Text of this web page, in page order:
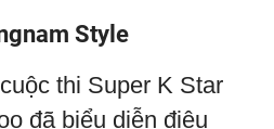
Style
thi Super K Star
đã biểu diễn điệu